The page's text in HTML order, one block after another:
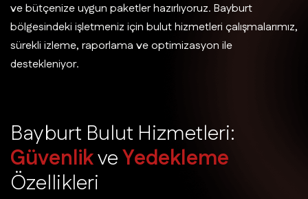
ve bütçenize uygun paketler hazırlıyoruz. Bayburt
bölgesindeki işletmeniz için bulut hizmetleri çalışmalarımız,
sürekli izleme, raporlama ve optimizasyon ile
destekleniyor.
Bayburt Bulut Hizmetleri:
GüvenlikveYedekleme
Özellikleri